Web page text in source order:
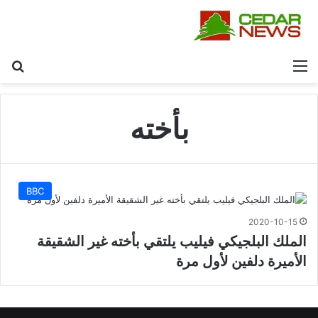
القائمة
بأخته
BBC
2020-10-15
الملك البلجيكي فيليب يلتقي بأخته غير الشقيقة
الأميرة دلفين لأول مرة